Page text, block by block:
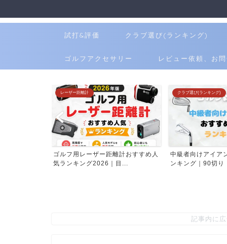
試打&評価 クラブ選び(ランキング)
ゴルフアクセサリー レビュー依頼、お
レーザー距離計
ゴルフ用レーザー距離計おすすめ人
気ランキング2026｜目...
クラブ選び(ランキング)
中級者向けアイア
ンキング｜90切り
記事内に